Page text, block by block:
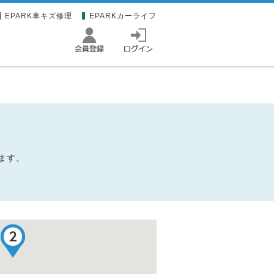
EPARK車キズ修理 EPARKカーライフ
す。